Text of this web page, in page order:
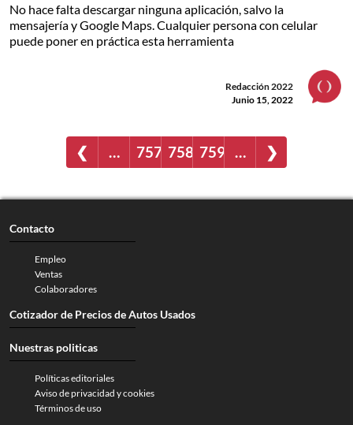
No hace falta descargar ninguna aplicación, salvo la
mensajería y Google Maps. Cualquier persona con celular
puede poner en práctica esta herramienta
Redacción 2022
Junio 15, 2022
❮ … 757 758 759 … ❯
Contacto
Empleo
Ventas
Colaboradores
Cotizador de Precios de Autos Usados
Nuestras politicas
Políticas editoriales
Aviso de privacidad y cookies
Términos de uso